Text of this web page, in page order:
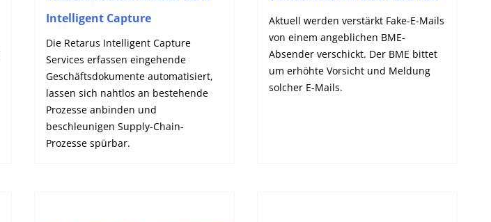
Intelligent Capture
Die Retarus Intelligent Capture
Services erfassen eingehende
Geschäftsdokumente automatisiert,
lassen sich nahtlos an bestehende
Prozesse anbinden und
beschleunigen Supply-Chain-
Prozesse spürbar.
Aktuell werden verstärkt Fake-E-Mails
von einem angeblichen BME-
Absender verschickt. Der BME bittet
um erhöhte Vorsicht und Meldung
solcher E-Mails.